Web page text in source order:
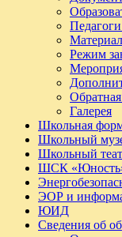
Режим
Галерея
Школьная
Школьный
Школьный
ШСК
ЭОР и
ЮИД
Сведения об